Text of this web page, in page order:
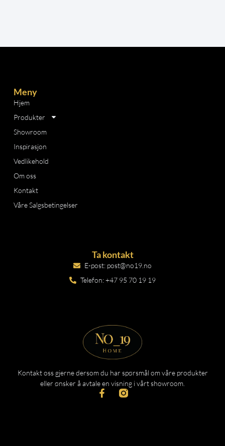
Kontakt oss gjerne dersom du har spørsmål om våre produkter
eller ønsker å avtale en visning i vårt showroom.
Meny
Hjem
Produkter
Showroom
Inspirasjon
Vedlikehold
Om oss
Kontakt
Våre Salgsbetingelser
Ta kontakt
E-post: post@no19.no
Telefon: +47 95 70 19 19